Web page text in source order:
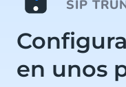
SIP
en unos